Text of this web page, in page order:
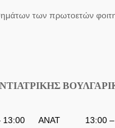
των πρωτοετών
13:00 ΑΝΑΤ 13:00